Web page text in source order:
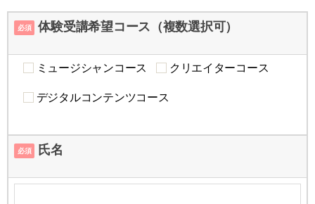
必須 体験受講希望コース（複数選択可）
ミュージシャンコース クリエイターコース
デジタルコンテンツコース
必須 氏名